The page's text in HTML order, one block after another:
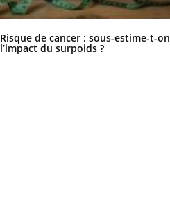
Risque de cancer : sous-estime-t-on
l’impact du surpoids ?